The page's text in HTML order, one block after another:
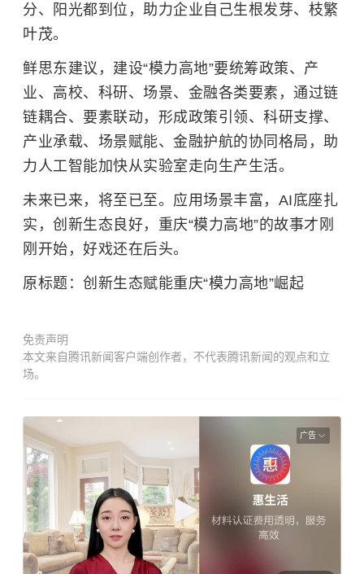
分、阳光都到位，助力企业自己生根发芽、枝繁
叶茂。
鲜思东建议，建设“模力高地”要统筹政策、产
业、高校、科研、场景、金融各类要素，通过链
链耦合、要素联动，形成政策引领、科研支撑、
产业承载、场景赋能、金融护航的协同格局，助
力人工智能加快从实验室走向生产生活。
未来已来，将至已至。应用场景丰富，AI底座扎
实，创新生态良好，重庆“模力高地”的故事才刚
刚开始，好戏还在后头。
原标题：创新生态赋能重庆“模力高地”崛起
免责声明
本文来自腾讯新闻客户端创作者，不代表腾讯新闻的观点和立
场。
广告